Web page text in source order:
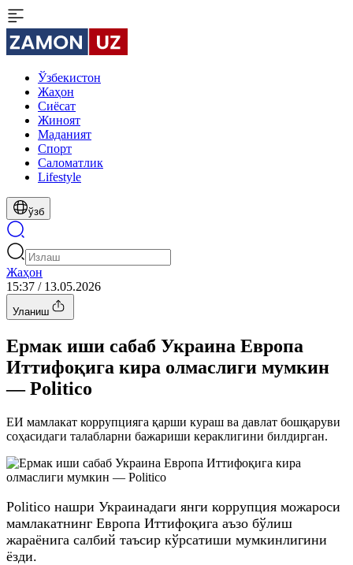
Ўзбекистон
Жаҳон
Сиёсат
Жиноят
Маданият
Спорт
Cаломатлик
Lifestyle
ўзб
Жаҳон
15:37 / 13.05.2026
Уланиш
Ермак иши сабаб Украина Европа
Иттифоқига кира олмаслиги мумкин
— Politico
ЕИ мамлакат коррупцияга қарши кураш ва давлат бошқаруви
соҳасидаги талабларни бажариши кераклигини билдирган.
Politico нашри Украинадаги янги коррупция можароси
мамлакатнинг Европа Иттифоқига аъзо бўлиш
жараёнига салбий таъсир кўрсатиши мумкинлигини
ёзди.